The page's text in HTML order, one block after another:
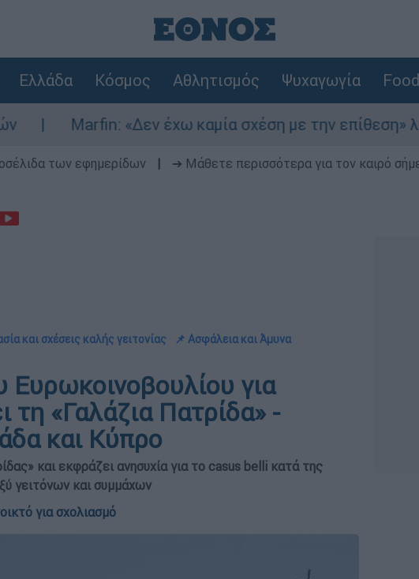
Ελλάδα Κόσμος Αθλητισμός Ψυχαγωγία
«Δεν έχω καμία σχέση με την επίθεση» λέει η
των εφημερίδων ➔ Μάθετε περισσότερα για τον καιρό
και σχέσεις καλής γειτονίας
📌 Ασφάλεια και Άμυνα
για
τη «Γαλάζια Πατρίδα» -
και Κύπρο
και εκφράζει ανησυχία για το casus belli κατά της
γειτόνων και συμμάχων
για σχολιασμό